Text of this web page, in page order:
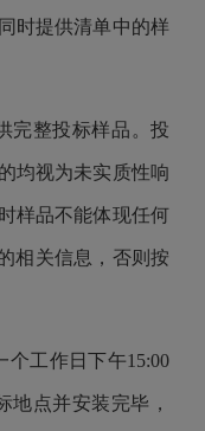
时提供清单中的样
完整投标样品。投
均视为未实质性响
样品不能体现任何
相关信息，否则按
个工作日下午15:00
地点并安装完毕，